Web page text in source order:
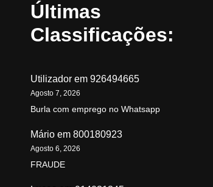
Últimas
Classificações:
Utilizador em 926494665
Agosto 7, 2026
Burla com emprego no Whatsapp
Mário em 800180923
Agosto 6, 2026
FRAUDE